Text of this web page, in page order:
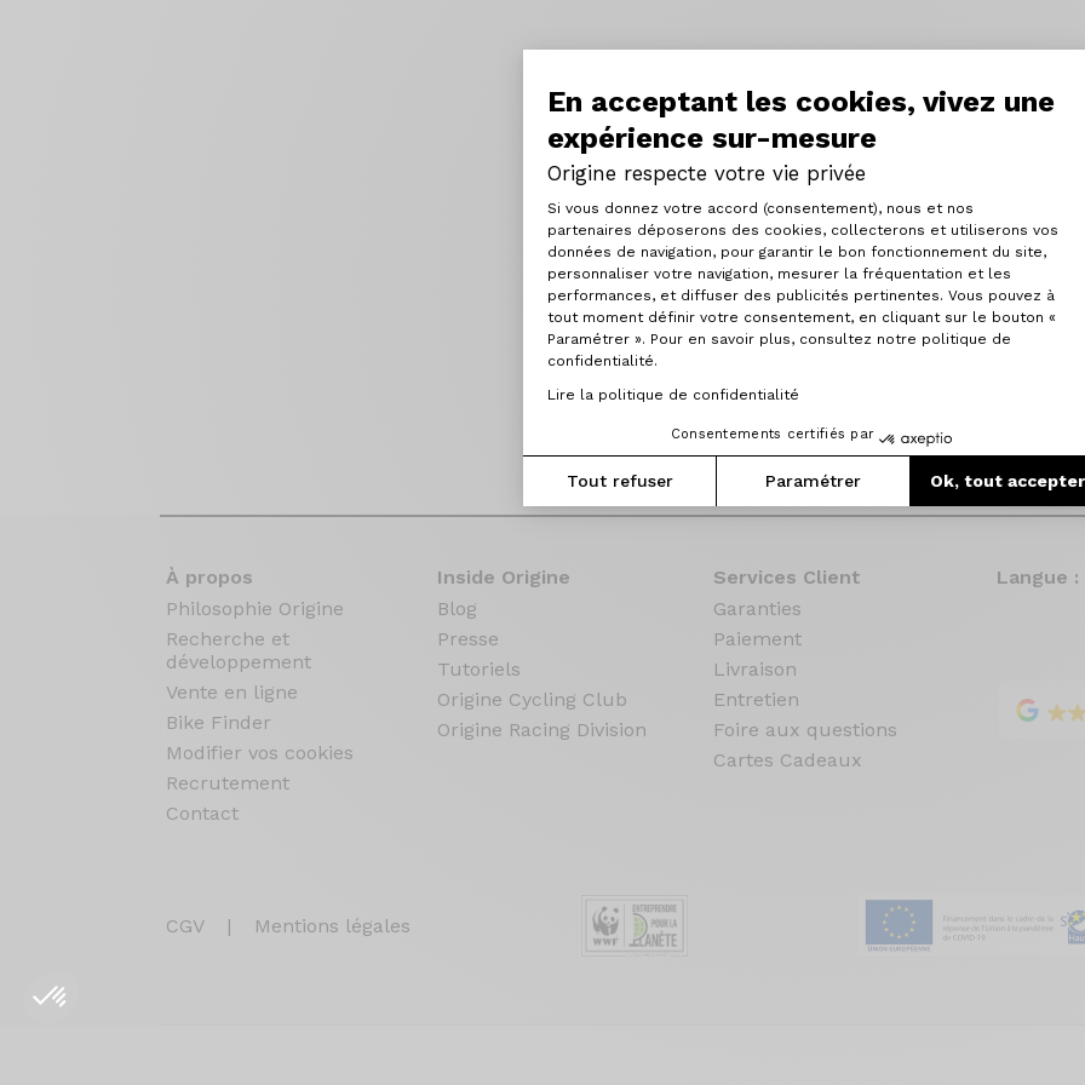
En acceptant les cookies, vivez une
expérience sur-mesure
Origine respecte votre vie privée
Plateforme de Gestion du
Si vous donnez votre accord (consentement), nous et nos
partenaires déposerons des cookies, collecterons et utiliserons vos
données de navigation, pour garantir le bon fonctionnement du site,
personnaliser votre navigation, mesurer la fréquentation et les
performances, et diffuser des publicités pertinentes. Vous pouvez à
tout moment définir votre consentement, en cliquant sur le bouton «
Paramétrer ». Pour en savoir plus, consultez notre politique de
confidentialité.
Lire la politique de confidentialité
Consentements certifiés par
Tout refuser Paramétrer Ok, tout accepter
Axeptio consent
Consulter l'article
À propos
Philosophie Origine
Recherche et
développement
Vente en ligne
Bike Finder
Modifier vos cookies
Recrutement
Contact
Inside Origine
Blog
Presse
Tutoriels
Origine Cycling Club
Origine Racing Division
Services Client
Garanties
Paiement
Livraison
Entretien
Foire aux questions
Cartes Cadeaux
Langue :
CGV | Mentions légales